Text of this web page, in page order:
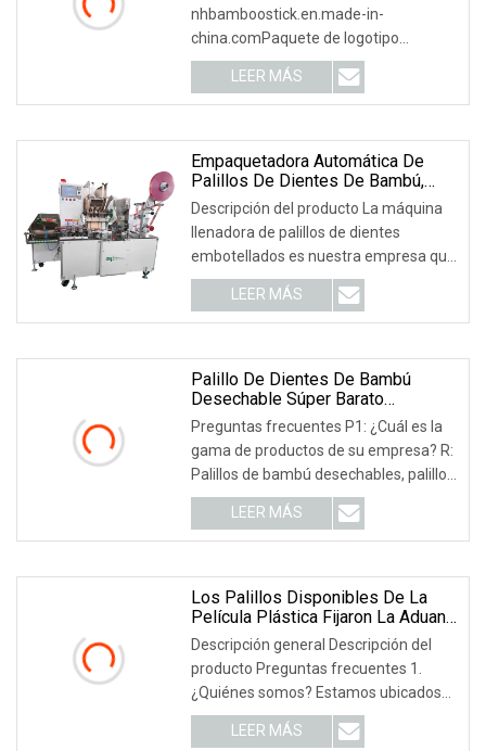
nhbamboostick.en.made-in-
china.comPaquete de logotipo
personalizado OEM, palillo de dientes
envolvente
LEER MÁS
Empaquetadora Automática De
Palillos De Dientes De Bambú,
Venta Directa De Fábrica
Descripción del producto La máquina
llenadora de palillos de dientes
embotellados es nuestra empresa que
desarrolló nuevos productos. Este
producto está controlado por
microcomputadora (PLC), con
y compacto.
LEER MÁS
Palillo De Dientes De Bambú
Desechable Súper Barato
Económico
Preguntas frecuentes P1: ¿Cuál es la
gama de productos de su empresa? R:
Palillos de bambú desechables, palillos
reutilizables, palitos de bambú y varios
pinchos, tapete para sushi de bambú,
alfombras y cojines de bambú, pinzas
madera maciza.
LEER MÁS
Los Palillos Disponibles De La
Película Plástica Fijaron La Aduana
Al Por Mayor De Los Palillos Del
Papel Seda De La Cuchara
Descripción general Descripción del
producto Preguntas frecuentes 1.
¿Quiénes somos? Estamos ubicados
en Zhejiang, China, a partir de 2020,
vendemos a América del Norte
LEER MÁS